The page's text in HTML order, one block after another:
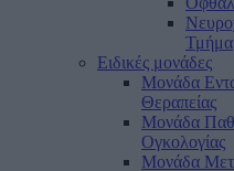
Τμήμα
Ειδικές μονάδες
Μονάδα
Θεραπείας
Μονάδα
Ογκολογίας
Μονάδα